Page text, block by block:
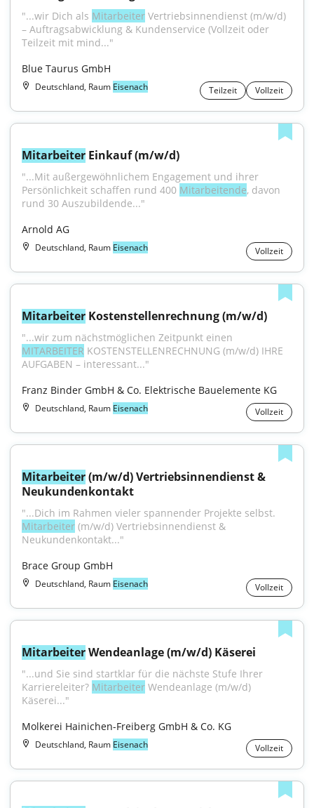
"...wir Dich als Mitarbeiter Vertriebsinnendienst (m/w/d)
– Auftragsabwicklung & Kundenservice (Vollzeit oder
Teilzeit mit mind..."
Blue Taurus GmbH
Deutschland, Raum Eisenach Teilzeit Vollzeit
Mitarbeiter Einkauf (m/w/d)
"...Mit außergewöhnlichem Engagement und ihrer
Persönlichkeit schaffen rund 400 Mitarbeitende, davon
rund 30 Auszubildende..."
Arnold AG
Deutschland, Raum Eisenach Vollzeit
Mitarbeiter Kostenstellenrechnung (m/w/d)
MITARBEITER KOSTENSTELLENRECHNUNG (m/w/d) IHRE
AUFGABEN – interessant..."
Franz Binder GmbH & Co. Elektrische Bauelemente KG
Deutschland, Raum Eisenach Vollzeit
Mitarbeiter (m/w/d) Vertriebsinnendienst &
Neukundenkontakt
Mitarbeiter (m/w/d) Vertriebsinnendienst &
Neukundenkontakt..."
Brace Group GmbH
Deutschland, Raum Eisenach Vollzeit
Mitarbeiter Wendeanlage (m/w/d) Käserei
"...und Sie sind startklar für die nächste Stufe Ihrer
Karriereleiter? Mitarbeiter Wendeanlage (m/w/d)
Käserei..."
Molkerei Hainichen-Freiberg GmbH & Co. KG
Deutschland, Raum Eisenach Vollzeit